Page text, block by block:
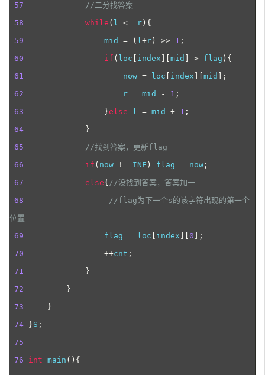
57
//二分找答案
58
while ( l <= r ){
59
                 mid
= ( l+r ) >> 1 ;
60
if ( loc index mid > flag ){
61
                     now
= loc index mid
];
62
                     r
= mid - 1 ;
63
}else l = mid + 1 ;
64
}
65
//找到答案，更新flag
66
if ( now != INF ) flag = now ;
67
else{ //没找到答案，答案加一
68
//flag为下一个s的该字符出现的第一个
位置
69
                 flag
= loc index 0 ];
70
++cnt ;
71
}
72
}
73
}
74
}S ;
75
76
int main (){